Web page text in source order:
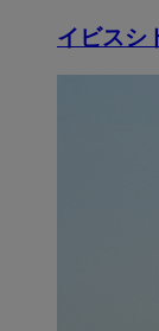
イビスシ